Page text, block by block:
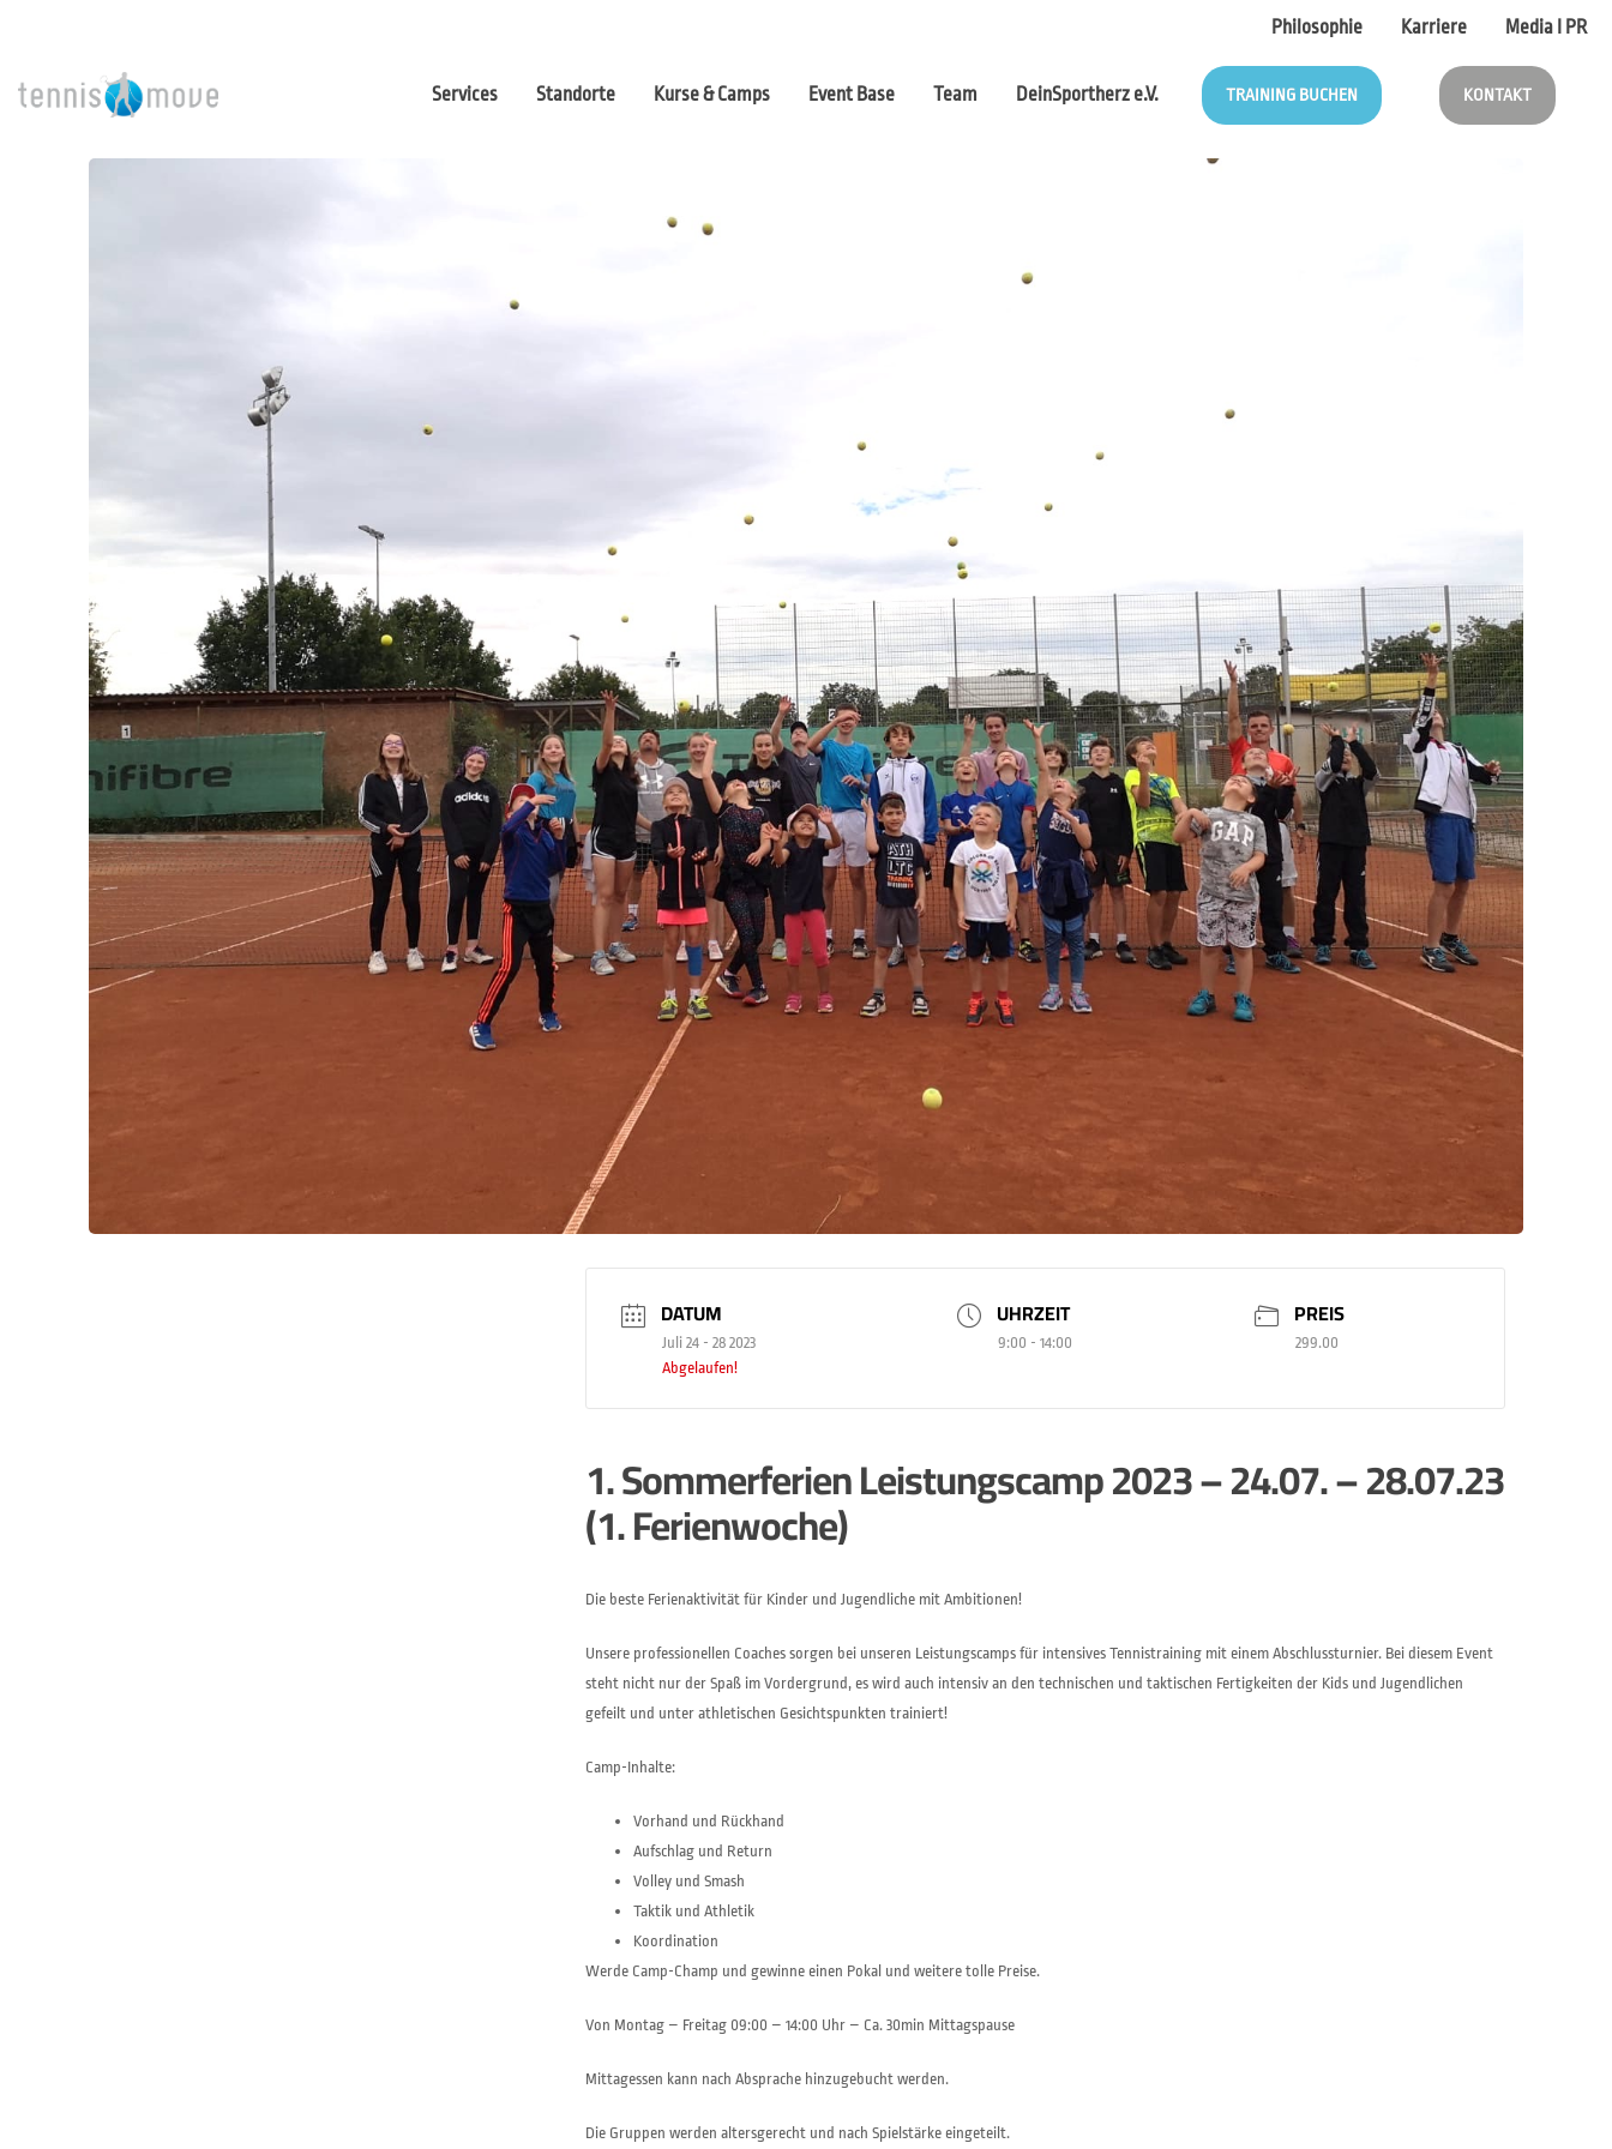
Philosophie Karriere Media I PR
Services Standorte Kurse & Camps Event Base Team DeinSportherz e.V. TRAINING BUCHEN KONTAKT
DATUM
Juli 24 - 28 2023
Abgelaufen!
UHRZEIT
9:00 - 14:00
PREIS
299.00
1. Sommerferien Leistungscamp 2023 – 24.07. – 28.07.23
(1. Ferienwoche)
Die beste Ferienaktivität für Kinder und Jugendliche mit Ambitionen!
Unsere professionellen Coaches sorgen bei unseren Leistungscamps für intensives Tennistraining mit einem Abschlussturnier. Bei diesem Event
steht nicht nur der Spaß im Vordergrund, es wird auch intensiv an den technischen und taktischen Fertigkeiten der Kids und Jugendlichen
gefeilt und unter athletischen Gesichtspunkten trainiert!
Camp-Inhalte:
Vorhand und Rückhand
Aufschlag und Return
Volley und Smash
Taktik und Athletik
Koordination
Werde Camp-Champ und gewinne einen Pokal und weitere tolle Preise.
Von Montag – Freitag 09:00 – 14:00 Uhr – Ca. 30min Mittagspause
Mittagessen kann nach Absprache hinzugebucht werden.
Die Gruppen werden altersgerecht und nach Spielstärke eingeteilt.